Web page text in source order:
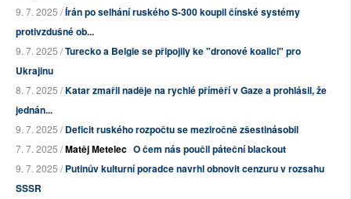
9. 7. 2025 /Írán po selhání ruského S-300 koupil čínské systémy
protivzdušné ob...
9. 7. 2025 /Turecko a Belgie se připojily ke "dronové koalici" pro
Ukrajinu
8. 7. 2025 /Katar zmařil naděje na rychlé příměří v Gaze a prohlásil, že
jednán...
9. 7. 2025 /Deficit ruského rozpočtu se meziročně zšestinásobil
7. 7. 2025 /Matěj Metelec O čem nás poučil páteční blackout
9. 7. 2025 /Putinův kulturní poradce navrhl obnovit cenzuru v rozsahu
SSSR